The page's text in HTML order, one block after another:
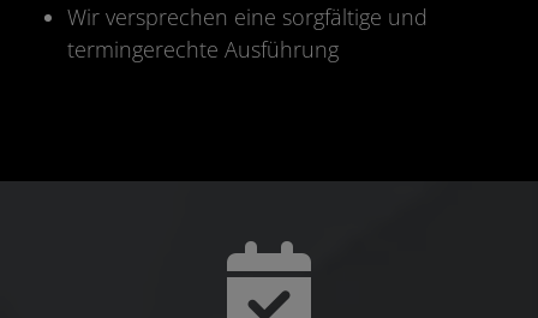
Wir versprechen eine sorgfältige und
termingerechte Ausführung